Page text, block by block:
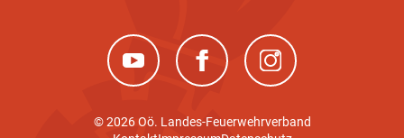
(neues Fenster)(neues Fenster)(neues Fenster)
© 2026 Oö. Landes-Feuerwehrverband